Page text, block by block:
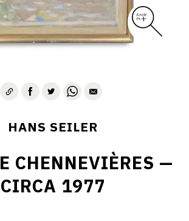
HANS SEILER
CHENNEVIÈRES —
CIRCA 1977